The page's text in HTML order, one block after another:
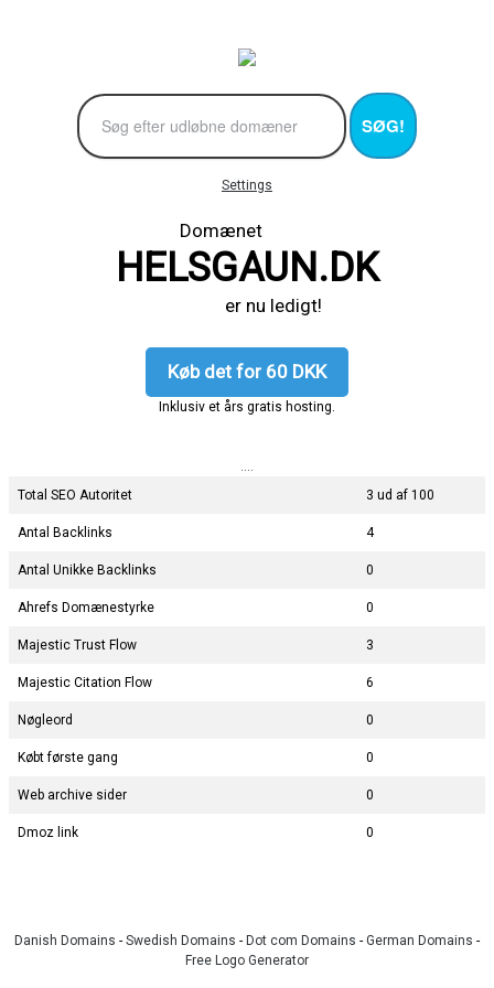
SØG!
Settings
Domænet
HELSGAUN.DK
er nu ledigt!
Køb det for 60 DKK
Inklusiv et års gratis hosting.
Total SEO Autoritet
3 ud af 100
Antal Backlinks 4
Antal Unikke Backlinks 0
Ahrefs Domænestyrke 0
Majestic Trust Flow 3
Majestic Citation Flow 6
Nøgleord 0
Købt første gang 0
Web archive sider 0
Dmoz link 0
Danish Domains - Swedish Domains - Dot com Domains - German Domains -
Free Logo Generator